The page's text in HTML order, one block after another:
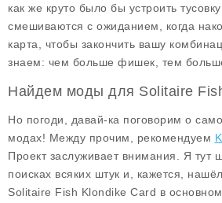
как же круто было бы устроить
смешиваются с ожиданием, когда
карта, чтобы закончить вашу
знаем: чем больше фишек, тем
Найдем моды для Solitaire
Но погоди, давай-ка поговорим о
модах! Между прочим, рекомендуем
Проект заслуживает внимания. Я тут
поисках всяких штук и, кажется,
Solitaire Fish Klondike Card в